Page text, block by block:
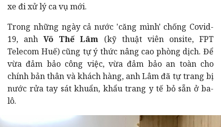
xe đi xử lý ca vụ mới.
Trong những ngày cả nước 'căng mình' chống Covid-
19, anhVõ Thế Lâm (kỹ thuật viên onsite, FPT
Telecom Huế) cũng tự ý thức nâng cao phòng dịch. Để
vừa đảm bảo công việc, vừa đảm bảo an toàn cho
chính bản thân và khách hàng, anh Lâm đã tự trang bị
nước rửa tay sát khuẩn, khẩu trang y tế bỏ sẵn ở ba-
lô.